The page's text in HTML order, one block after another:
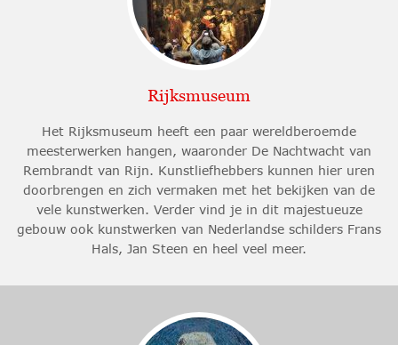
Rijksmuseum
Het Rijksmuseum heeft een paar wereldberoemde
meesterwerken hangen, waaronder De Nachtwacht van
Rembrandt van Rijn. Kunstliefhebbers kunnen hier uren
doorbrengen en zich vermaken met het bekijken van de
vele kunstwerken. Verder vind je in dit majestueuze
gebouw ook kunstwerken van Nederlandse schilders Frans
Hals, Jan Steen en heel veel meer.